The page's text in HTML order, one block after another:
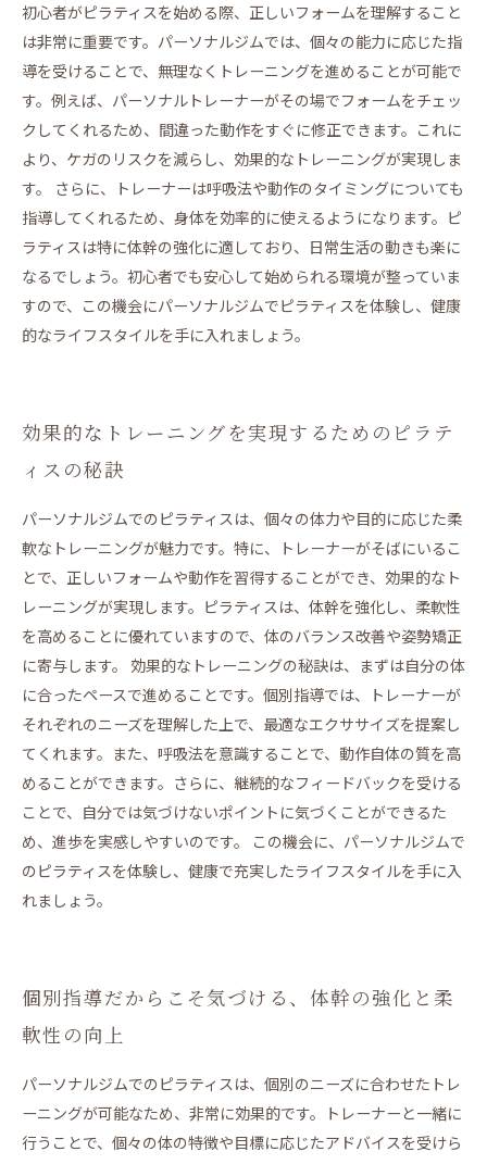
初心者がピラティスを始める際、正しいフォームを理解すること
は非常に重要です。パーソナルジムでは、個々の能力に応じた指
導を受けることで、無理なくトレーニングを進めることが可能で
す。例えば、パーソナルトレーナーがその場でフォームをチェッ
クしてくれるため、間違った動作をすぐに修正できます。これに
より、ケガのリスクを減らし、効果的なトレーニングが実現しま
す。 さらに、トレーナーは呼吸法や動作のタイミングについても
指導してくれるため、身体を効率的に使えるようになります。ピ
ラティスは特に体幹の強化に適しており、日常生活の動きも楽に
なるでしょう。初心者でも安心して始められる環境が整っていま
すので、この機会にパーソナルジムでピラティスを体験し、健康
的なライフスタイルを手に入れましょう。
効果的なトレーニングを実現するためのピラテ
ィスの秘訣
パーソナルジムでのピラティスは、個々の体力や目的に応じた柔
軟なトレーニングが魅力です。特に、トレーナーがそばにいるこ
とで、正しいフォームや動作を習得することができ、効果的なト
レーニングが実現します。ピラティスは、体幹を強化し、柔軟性
を高めることに優れていますので、体のバランス改善や姿勢矯正
に寄与します。 効果的なトレーニングの秘訣は、まずは自分の体
に合ったペースで進めることです。個別指導では、トレーナーが
それぞれのニーズを理解した上で、最適なエクササイズを提案し
てくれます。また、呼吸法を意識することで、動作自体の質を高
めることができます。さらに、継続的なフィードバックを受ける
ことで、自分では気づけないポイントに気づくことができるた
め、進歩を実感しやすいのです。 この機会に、パーソナルジムで
のピラティスを体験し、健康で充実したライフスタイルを手に入
れましょう。
個別指導だからこそ気づける、体幹の強化と柔
軟性の向上
パーソナルジムでのピラティスは、個別のニーズに合わせたトレ
ーニングが可能なため、非常に効果的です。トレーナーと一緒に
行うことで、個々の体の特徴や目標に応じたアドバイスを受けら